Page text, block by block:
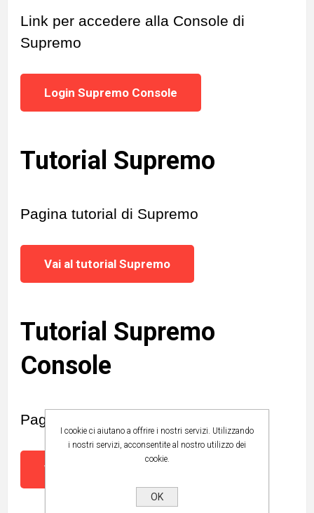
Link per accedere alla Console di
Supremo
Login Supremo Console
Tutorial Supremo
Pagina tutorial di Supremo
Vai al tutorial Supremo
Tutorial Supremo
Console
Pagina tutorial Supremo Console
Vai al tutorial Supremo Console
I cookie ci aiutano a offrire i nostri servizi. Utilizzando
i nostri servizi, acconsentite al nostro utilizzo dei
cookie.
OK